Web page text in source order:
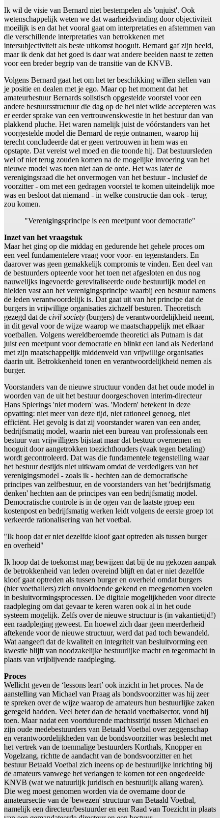
Ik wil de visie van Bernard niet bestempelen als 'onjuist'. Ook
wetenschappelijk weten we dat waarheidsvinding door objectiviteit
moeilijk is en dat het vooral gaat om interpretaties en afstemmen van
die verschillende interpretaties van betrokkenen met
intersubjectiviteit als beste uitkomst hooguit. Bernard gaf zijn beeld,
maar ik denk dat het goed is daar wat andere beelden naast te zetten
voor een breder begrip van de transitie van de KNVB.
Volgens Bernard gaat het om het ter beschikking willen stellen van
je positie en dealen met je ego. Maar op het moment dat het
amateurbestuur Bernards solistisch opgestelde voorstel voor een
andere bestuursstructuur die dag op de hei niet wilde accepteren was
er eerder sprake van een vertrouwenskwestie in het bestuur dan van
plakkend pluche. Het waren namelijk juist de vóórstanders van het
voorgestelde model die Bernard de regie ontnamen, waarop hij
terecht concludeerde dat er geen vertrouwen in hem was en
opstapte. Dat vereist wel moed en die toonde hij. Dat bestuursleden
wel of niet terug zouden komen na de mogelijke invoering van het
nieuwe model was toen niet aan de orde. Het was later de
verenigingsraad die het onvermogen van het bestuur - inclusief de
voorzitter - om met een gedragen voorstel te komen uiteindelijk moe
was en besloot dat niemand - in welke constructie dan ook - terug
zou komen.
"Verenigingsprincipe is een meetpunt voor democratie"
Inzet van het vraagstuk
Maar het ging op die middag en gedurende het gehele proces om
een veel fundamentelere vraag voor voor- en tegenstanders. En
daarover was geen gemakkelijk compromis te vinden. Een deel van
de bestuurders opteerde voor het toen net afgesloten en dus nog
nauwelijks ingevoerde gerevitaliseerde oude bestuurlijk model en
hielden vast aan het verenigingsprincipe waarbij een bestuur namens
de leden verantwoordelijk is. Dat gaat uit van het principe dat de
burgers in vrijwillige organisaties zichzelf besturen. Theoretisch
gezegd dat de civil society (burgers) de verantwoordelijkheid neemt,
in dit geval voor de wijze waarop we maatschappelijk met elkaar
voetballen. Volgens wereldberoemde theoretici als Putnam is dat
juist een meetpunt voor democratie en blinkt een land als Nederland
met zijn maatschappelijk middenveld van vrijwillige organisaties
daarin uit. Betrokkenheid tonen en verantwoordelijkheid nemen als
burger.
Voorstanders van de nieuwe structuur vonden dat het oude model in
woorden van de uit het bestuur doorgeschoven interim-directeur
Hans Spierings 'niet modern' was. 'Modern' betekent in deze
opvatting: niet meer van deze tijd, niet rationeel genoeg, niet
efficiënt. Het gevolg is dat zij voorstander waren van een ander,
bedrijfsmatig model, waarin niet een bureau van professionals een
bestuur van vrijwilligers bijstaat maar dat bestuur overnemen en
hooguit door aangetrokken toezichthouders (vaak tegen betaling)
wordt gecontroleerd. Dat was die fundamentele tegenstelling waar
het bestuur destijds niet uitkwam omdat de verdedigers van het
verenigingsmodel - zoals ik - hechten aan de democratische
principes van zelfbestuur, en de voorstanders van het 'bedrijfsmatig
denken' hechten aan de principes van een bedrijfsmatig model.
Democratische controle is in de ogen van de laatste groep een
kostenpost en bedrijfsmatig werken leidt volgens de eerste groep tot
verkeerde rationalisering van het voetbal.
"Ik hoop dat er niet dezelfde kloof gaat optreden als tussen burger
en overheid"
Ik hoop dat de toekomst mag bewijzen dat bij de nu gekozen aanpak
de betrokkenheid van leden overeind blijft en dat er niet dezelfde
kloof gaat optreden als tussen burger en overheid omdat burgers
(hier voetballers) zich onvoldoende gekend en meegenomen voelen
in besluitvormingsprocessen. De digitale mogelijkheden voor directe
raadpleging om dat gevaar te keren waren ook al in het oude
systeem mogelijk. Zelfs over de nieuwe structuur is (in vakantietijd!)
een raadpleging geweest. En hoewel zich daar geen meerderheid
aftekende voor de nieuwe structuur, werd dat pad toch bewandeld.
Wat aangeeft dat de kwaliteit en integriteit van besluitvorming een
kwestie blijft van noodzakelijke bestuurlijke macht en tegenmacht in
plaats van vrijblijvende raadpleging.
Proces
Wellicht geven de ‘lessons leart’ ook inzicht in het proces. Na de
aanstelling van Michael van Praag als bondsvoorzitter was hij zeer
te spreken over de wijze waarop de amateurs hun bestuurlijke zaken
geregeld hadden. Veel beter dan de betaald voetbalsector, vond hij
toen. Maar nadat een voortdurende machtsstrijd tussen Michael en
zijn oude medebestuurders van Betaald Voetbal over zeggenschap
en verantwoordelijkheden van de bondsvoorzitter was beslecht met
het vertrek van de toenmalige bestuurders Korthals, Knopper en
Vogelzang, richtte de aandacht van de bondsvoorzitter en het
bestuur Betaald Voetbal zich ineens op de bestuurlijke inrichting bij
de amateurs vanwege het verlangen te komen tot een ongedeelde
KNVB (wat we natuurlijk juridisch en bestuurlijk allang waren).
Die weg moest genomen worden via de overname door de
amateursectie van de 'bewezen' structuur van Betaald Voetbal,
namelijk een directeur/bestuurder en een Raad van Toezicht in plaats